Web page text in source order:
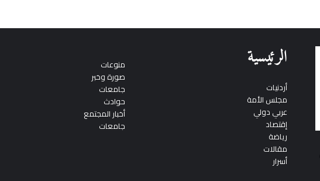
الرئيسية
أردنيات
مجلس الأمة
عربي دولي
إقتصاد
رياضة
مقالات
أسرار
منوعات
صورة وخبر
جامعات
حوادث
أخبار المجتمع
جامعات